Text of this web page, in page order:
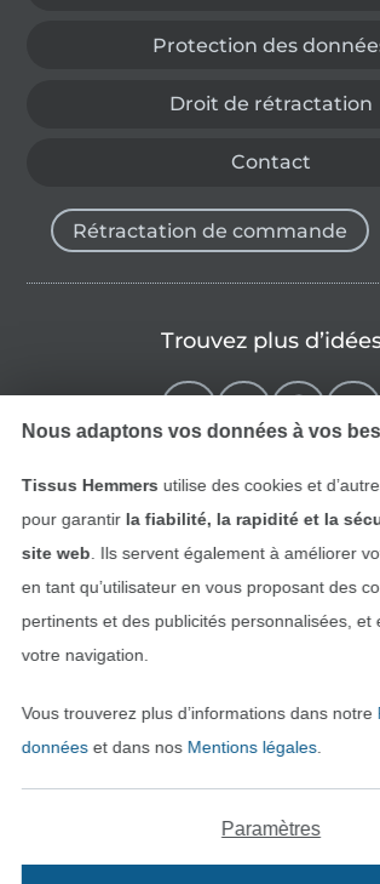
Protection des
Droit de rétractation
Contact
Rétractation de commande
Trouvez plus
Deutsch
Nous adaptons vos données à vos
Tissus Hemmers utilise des cookies et
pour garantir la fiabilité, la rapidité et la
site web . Ils servent également à améliorer
en tant qu’utilisateur en vous proposant des
pertinents et des publicités personnalisées, et
votre navigation.
Vous trouverez plus d’informations dans notre
donnéeset dans nos Mentions légales.
Paramètres